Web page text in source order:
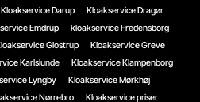
Kloakservice Darup
Kloakservice Dragør
Emdrup
kloakservice Fredensborg
Glostrup
Kloakservice Greve
Karlslunde
Kloakservice Klampenborg
Lyngby
Kloakservice Mørkhøj
Nørrebro
Kloakservice priser